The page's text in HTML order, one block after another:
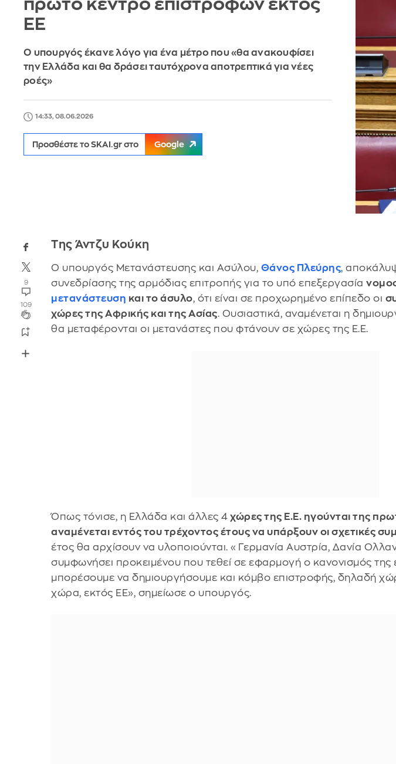
πρώτο κέντρο επιστροφών εκτός
ΕΕ
Ο υπουργός έκανε λόγο για ένα μέτρο που «θα ανακουφίσει
την Ελλάδα και θα δράσει ταυτόχρονα αποτρεπτικά για νέες
ροές»
14:33, 08.06.2026
Προσθέστε το SKAI.gr στο Google
9
109
Της Άντζυ Κούκη
Ο υπουργός Μετανάστευσης και Ασύλου, Θάνος Πλεύρης,
συνεδρίασης της αρμόδιας επιτροπής για το υπό επεξεργασία
μετανάστευση και το άσυλο, ότι είναι σε προχωρημένο επίπεδο οι
χώρες της Αφρικής και της Ασίας. Ουσιαστικά, αναμένεται η
θα μεταφέρονται οι μετανάστες που φτάνουν σε χώρες της Ε.Ε.
Όπως τόνισε, η Ελλάδα και άλλες 4 χώρες της Ε.Ε. ηγούνται της
αναμένεται εντός του τρέχοντος έτους να υπάρξουν οι σχετικές
έτος θα αρχίσουν να υλοποιούνται. «Γερμανία Αυστρία, Δανία
συμφωνήσει προκειμένου που τεθεί σε εφαρμογή ο κανονισμός της
μπορέσουμε να δημιουργήσουμε και κόμβο επιστροφής, δηλαδή
χώρα, εκτός ΕΕ», σημείωσε ο υπουργός.